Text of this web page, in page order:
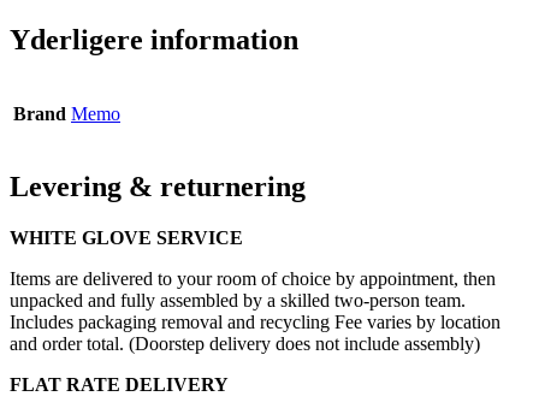
Yderligere information
Brand Memo
Levering & returnering
WHITE GLOVE SERVICE
Items are delivered to your room of choice by appointment, then
unpacked and fully assembled by a skilled two-person team.
Includes packaging removal and recycling Fee varies by location
and order total. (Doorstep delivery does not include assembly)
FLAT RATE DELIVERY